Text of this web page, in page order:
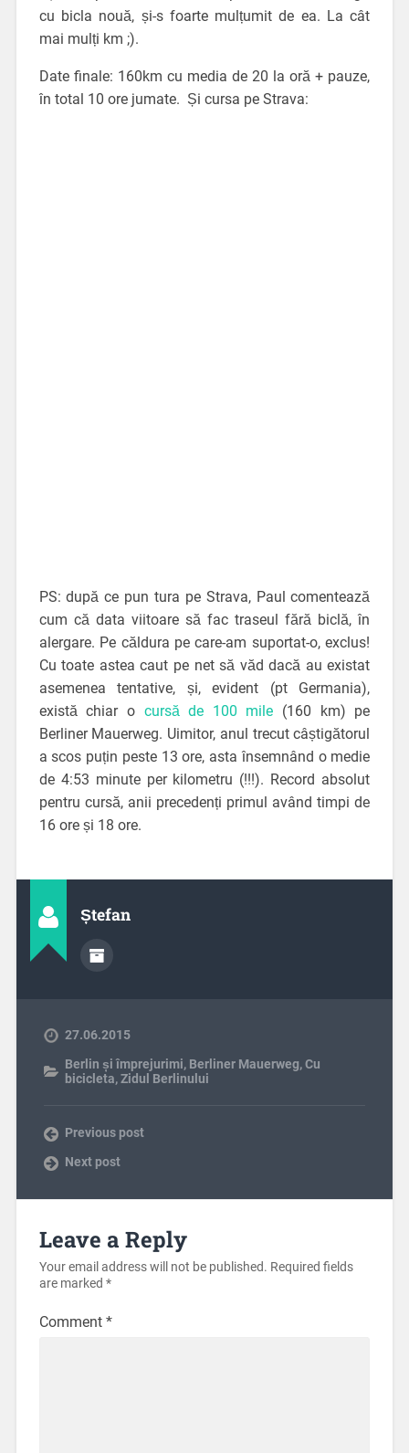
cu bicla nouă, și-s foarte mulțumit de ea. La cât
mai mulți km ;).
Date finale: 160km cu media de 20 la oră + pauze,
în total 10 ore jumate. Și cursa pe Strava:
PS: după ce pun tura pe Strava, Paul comentează
cum că data viitoare să fac traseul fără biclă, în
alergare. Pe căldura pe care-am suportat-o, exclus!
Cu toate astea caut pe net să văd dacă au existat
asemenea tentative, și, evident (pt Germania),
există chiar o cursă de 100 mile (160 km) pe
Berliner Mauerweg. Uimitor, anul trecut câștigătorul
a scos puțin peste 13 ore, asta însemnând o medie
de 4:53 minute per kilometru (!!!). Record absolut
pentru cursă, anii precedenți primul având timpi de
16 ore și 18 ore.
Ștefan
27.06.2015
Berlin și împrejurimi, Berliner Mauerweg,Cu
bicicleta,Zidul Berlinului
Previous post
Next post
Leave a Reply
Your email address will not be published. Required fields
are marked *
Comment *